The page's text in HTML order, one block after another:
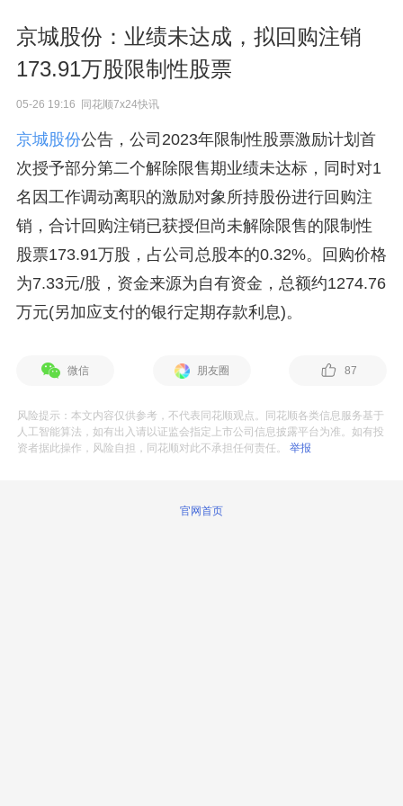
京城股份：业绩未达成，拟回购注销
173.91万股限制性股票
05-26 19:16 同花顺7x24快讯
京城股份公告，公司2023年限制性股票激励计划首
次授予部分第二个解除限售期业绩未达标，同时对1
名因工作调动离职的激励对象所持股份进行回购注
销，合计回购注销已获授但尚未解除限售的限制性
股票173.91万股，占公司总股本的0.32%。回购价格
为7.33元/股，资金来源为自有资金，总额约1274.76
万元(另加应支付的银行定期存款利息)。
微信 朋友圈 87
风险提示：本文内容仅供参考，不代表同花顺观点。同花顺各类信息服务基于
人工智能算法，如有出入请以证监会指定上市公司信息披露平台为准。如有投
资者据此操作，风险自担，同花顺对此不承担任何责任。举报
官网首页